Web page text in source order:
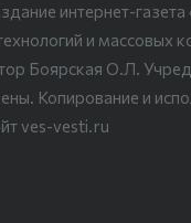
интернет-
и
Боярская О.Л.
Копирование и
ves-vesti.ru